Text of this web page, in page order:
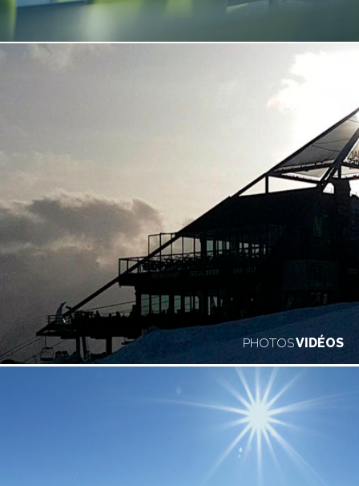
PHOTOSVIDÉOS